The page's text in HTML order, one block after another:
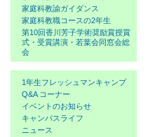
家庭科教諭ガイダンス
家庭科教職コースの2年生
第10回香川芳子学術奨励賞授賞
式・受賞講演・若葉会同窓会総
会
1年生フレッシュマンキャンプ
Q&A コーナー
イベントのお知らせ
キャンパスライフ
ニュース